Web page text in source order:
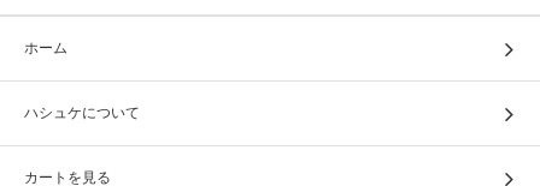
ホーム
ハシュケについて
カートを見る